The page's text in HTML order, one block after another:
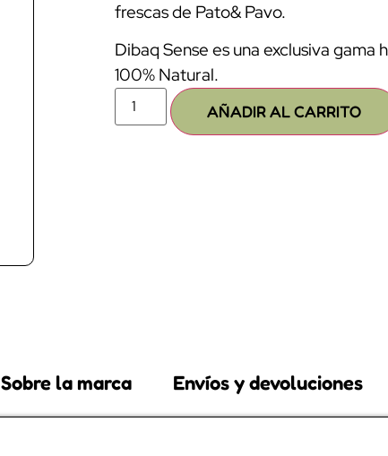
frescas de Pato& Pavo.
Dibaq Sense es una exclusiva
100% Natural.
AÑADIR AL CARRITO
Sobre la marca Envíos y devoluciones